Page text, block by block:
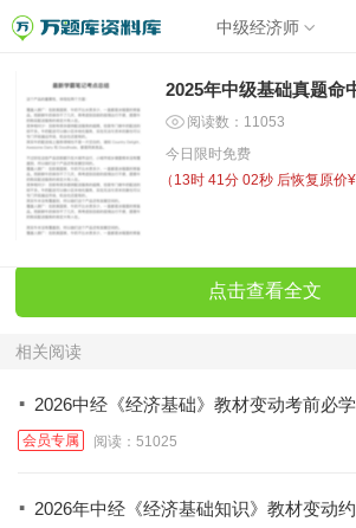
中级经济师
2025年中级基础真题命
阅读数：11053
今日限时免费
（ 13时 41分 02秒 后恢复原价
点击查看全文
相关阅读
· 2026中经《经济基础》教材变动考前必学
会员专属 阅读：51025
· 2026年中经《经济基础知识》教材变动